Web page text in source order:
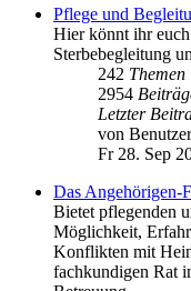
Pflege und
Hier könnt ihr
Sterbebegleitung
242 Themen
2954
Letzter
von
Fr 28. Sep
Das Angehörigen-
Bietet pflegenden
Möglichkeit,
Konflikten mit
fachkundigen Rat